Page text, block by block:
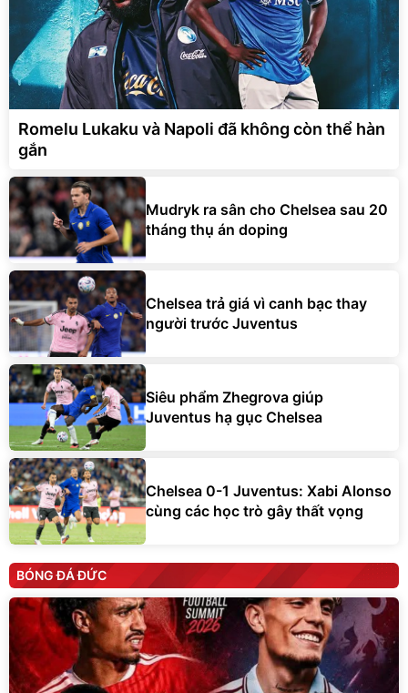
Romelu Lukaku và Napoli đã không còn thể hàn
gắn
Mudryk ra sân cho Chelsea sau 20
tháng thụ án doping
Chelsea trả giá vì canh bạc thay
người trước Juventus
Siêu phẩm Zhegrova giúp
Juventus hạ gục Chelsea
Chelsea 0-1 Juventus: Xabi Alonso
cùng các học trò gây thất vọng
BÓNG ĐÁ ĐỨC